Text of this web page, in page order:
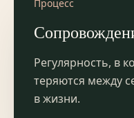
Процесс
Регулярность, в
теряются между
в жизни.